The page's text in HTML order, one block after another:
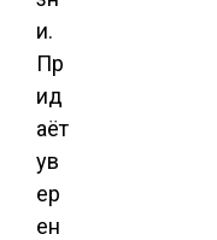
и.
Пр
ид
аёт
ув
ер
ен